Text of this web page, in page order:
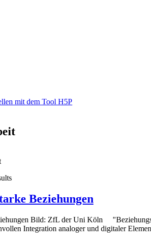
mit dem Tool H5P
Beziehungen
Bild: ZfL der Uni Köln
Integration analoger und digitaler